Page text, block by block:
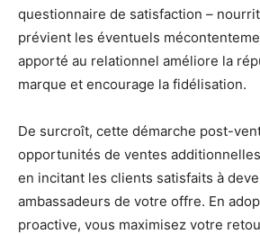
questionnaire de satisfaction –
prévient les éventuels
apporté au relationnel améliore la
marque et encourage la fidélisation.
De surcroît, cette démarche post-
opportunités de ventes
en incitant les clients satisfaits à
ambassadeurs de votre offre. En
proactive, vous maximisez votre